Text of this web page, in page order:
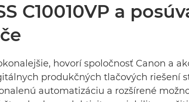
C10010VP a
hovorí spoločnosť Canon a
produkčných tlačových riešení
automatizáciu a rozšírené